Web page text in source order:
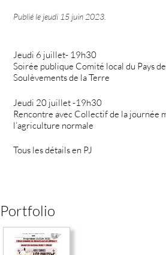
Publié le jeudi 15 juin 2023
Jeudi 6 juillet- 19h30
Soirée publique Comité local du Pays
Soulèvements de la Terre
Jeudi 20 juillet -19h30
Rencontre avec Collectif de la journée
l’agriculture normale
Tous les détails en PJ
Portfolio